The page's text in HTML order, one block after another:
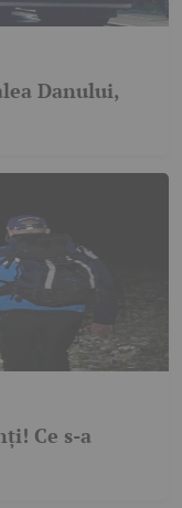
Danului,
Ce s-a